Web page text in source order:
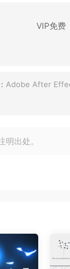
VIP免费
Adobe After
明出处。